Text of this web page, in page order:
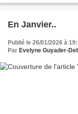
En Janvier..
Publié le 26/01/2026 à
Par Evelyne Guyader-